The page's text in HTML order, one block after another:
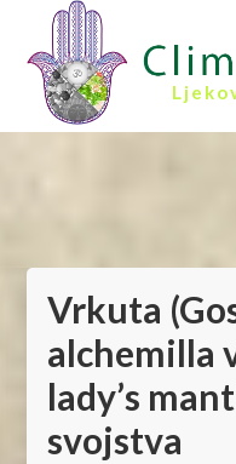
Vrkuta
alchemilla
lady’s
svojstva